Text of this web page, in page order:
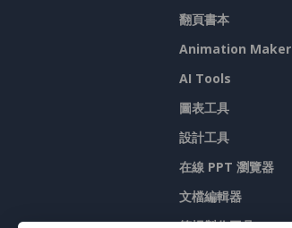
翻頁書本
Animation Maker
AI Tools
圖表工具
設計工具
在線 PPT 瀏覽器
文檔編輯器